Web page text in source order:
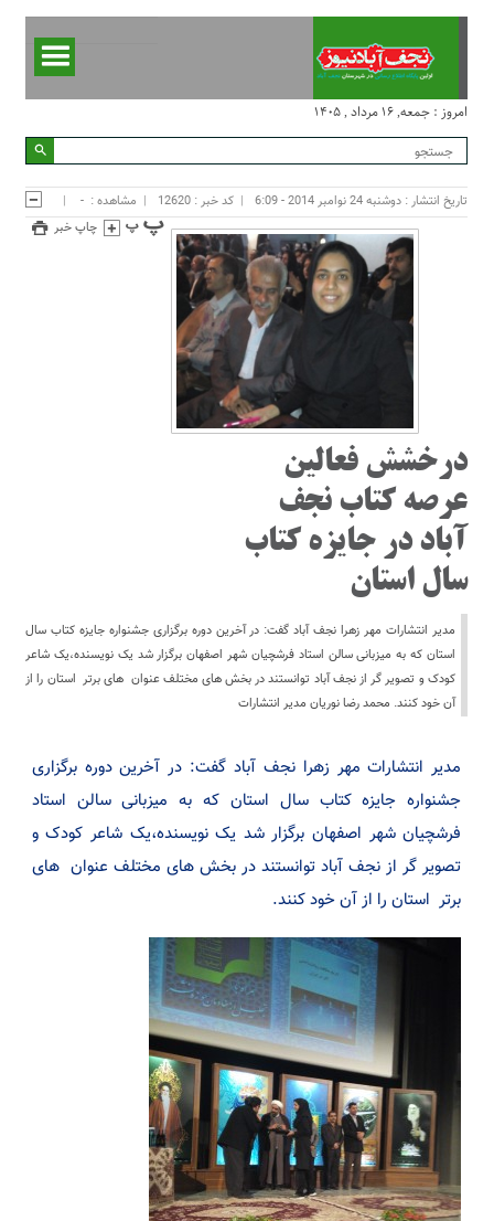
امروز : جمعه, ۱۶ مرداد , ۱۴۰۵
تاریخ انتشار : دوشنبه 24 نوامبر 2014 - 6:09 کد خبر : 12620 مشاهده : -
چاپ خبر
درخشش فعالین
عرصه کتاب نجف
آباد در جایزه کتاب
سال استان
مدیر انتشارات مهر زهرا نجف آباد گفت: در آخرین دوره برگزاری جشنواره جایزه کتاب سال
استان که به میزبانی سالن استاد فرشچیان شهر اصفهان برگزار شد یک نویسنده،یک شاعر
کودک و تصویر گر از نجف آباد توانستند در بخش های مختلف عنوان های برتر استان را از
آن خود کنند. محمد رضا نوریان مدیر انتشارات
مدیر انتشارات مهر زهرا نجف آباد گفت: در آخرین دوره برگزاری
جشنواره جایزه کتاب سال استان که به میزبانی سالن استاد
فرشچیان شهر اصفهان برگزار شد یک نویسنده،یک شاعر کودک و
تصویر گر از نجف آباد توانستند در بخش های مختلف عنوان های
برتر استان را از آن خود کنند.